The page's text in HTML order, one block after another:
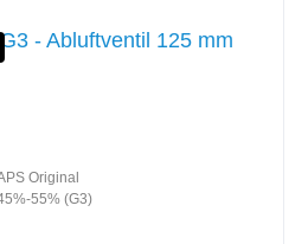
von 5 von 5 Sternen
- Abluftventil 125 mm
Original
55% (G3)